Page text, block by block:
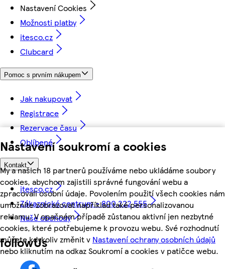
Nastavení soukromí a cookies
My a našich 18 partnerů používáme nebo ukládáme soubory
cookies, abychom zajistili správné fungování webu a
zpracovali osobní údaje. Povolením použití všech cookies nám
umožníte zobrazovat například také personalizovanou
reklamu. V opačném případě zůstanou aktivní jen nezbytné
cookies, které potřebujeme k provozu webu. Své rozhodnutí
můžete kdykoliv změnit v Nastavení ochrany osobních údajů
nebo kliknutím na odkaz Soukromí a cookies v patičce webu.
Nastavení Cookies
Možnosti platby
itesco.cz
Clubcard
Pomoc s prvním nákupem
Jak nakupovat
Registrace
Rezervace času
Oblíbené
Kontakt
itesco.cz
Zákaznické centrum - 800 222 555
Naše obchody
followUs